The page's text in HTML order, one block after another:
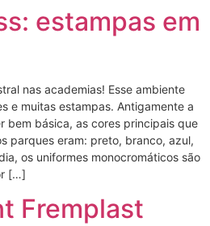
estampas em
nas academias! Esse ambiente
e muitas estampas. Antigamente a
bem básica, as cores principais que
parques eram: preto, branco, azul,
os uniformes monocromáticos são
[…]
Fremplast